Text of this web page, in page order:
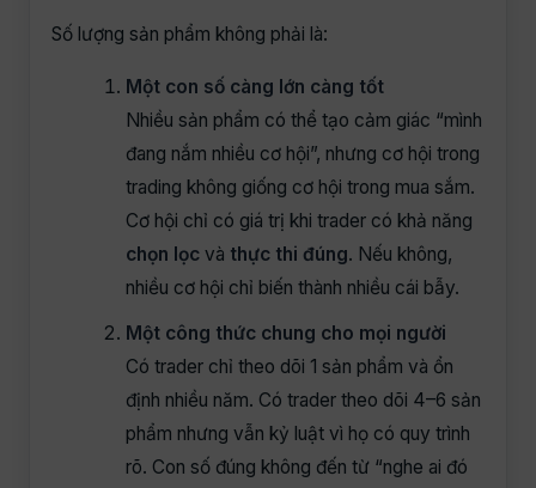
Số lượng sản phẩm không phải là:
Một con số càng lớn càng tốt
Nhiều sản phẩm có thể tạo cảm giác “mình
đang nắm nhiều cơ hội”, nhưng cơ hội trong
trading không giống cơ hội trong mua sắm.
Cơ hội chỉ có giá trị khi trader có khả năng
chọn lọc và thực thi đúng. Nếu không,
nhiều cơ hội chỉ biến thành nhiều cái bẫy.
Một công thức chung cho mọi người
Có trader chỉ theo dõi 1 sản phẩm và ổn
định nhiều năm. Có trader theo dõi 4–6 sản
phẩm nhưng vẫn kỷ luật vì họ có quy trình
rõ. Con số đúng không đến từ “nghe ai đó